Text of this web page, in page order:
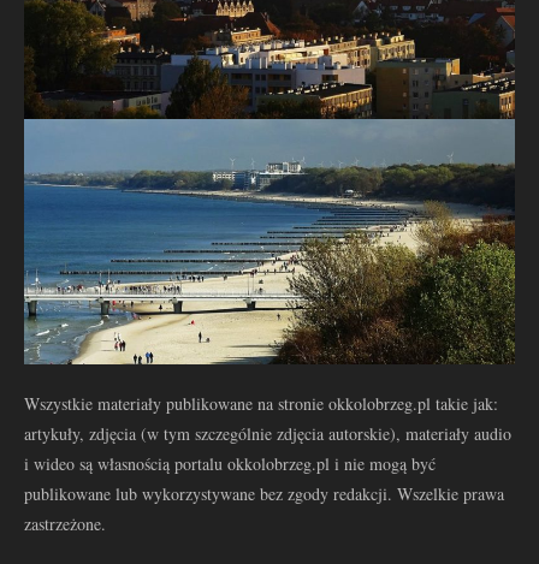
Wszystkie materiały publikowane na stronie okkolobrzeg.pl takie jak:
artykuły, zdjęcia (w tym szczególnie zdjęcia autorskie), materiały audio
i wideo są własnością portalu okkolobrzeg.pl i nie mogą być
publikowane lub wykorzystywane bez zgody redakcji. Wszelkie prawa
zastrzeżone.